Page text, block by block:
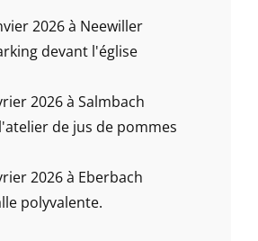
2026 à Neewiller
devant l'église
2026 à Salmbach
de jus de pommes
2026 à Eberbach
polyvalente.